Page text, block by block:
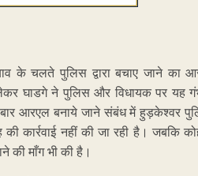
के चलते पुलिस द्वारा बचाए जाने का
घाडगे ने पुलिस और विधायक पर यह
आरएल बनाये जाने संबंध में हुड़केश्वर
कार्रवाई नहीं की जा रही है। जबकि
की माँग भी की है।